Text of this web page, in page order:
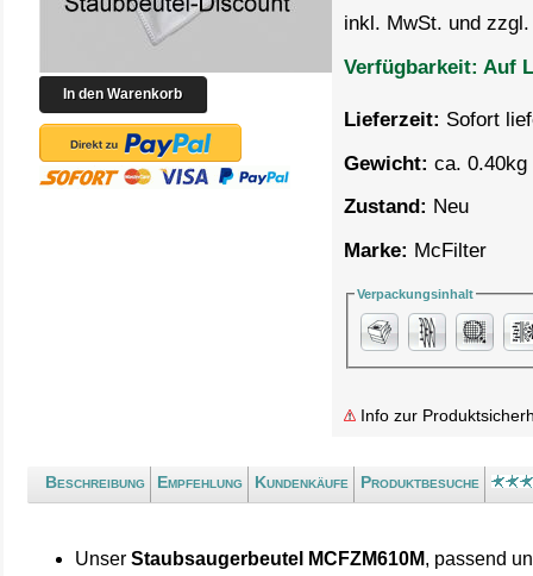
inkl. MwSt. und
Verfügbarkeit: Auf
Lieferzeit: Sofort
Gewicht: ca. 0.40kg
Zustand: Neu
Marke: McFilter
Verpackungsinhalt
Info zur
Beschreibung Empfehlung Kundenkäufe Produktbesuche
UnserStaubsaugerbeutel MCFZM610M, passend